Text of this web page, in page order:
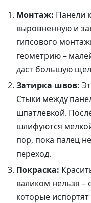
Монтаж: Панели
выровненную и
гипсового
геометрию –
даст большую
Затирка швов:
Стыки между
шпатлевкой.
шлифуются
пор, пока палец
переход.
Покраска:
валиком нельзя –
которые